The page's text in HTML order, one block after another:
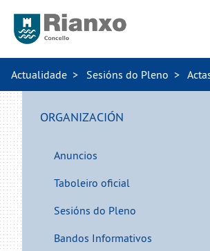
Actualidade Sesións do Pleno
ORGANIZACIÓN
Anuncios
Taboleiro oficial
Sesións do Pleno
Bandos Informativos